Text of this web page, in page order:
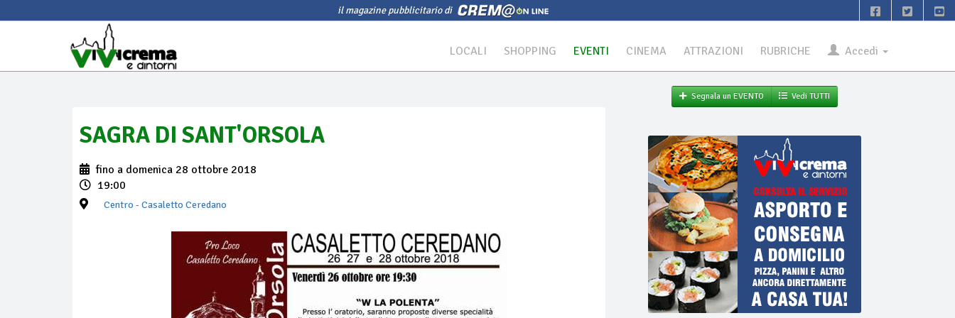
il magazine pubblicitario di
LOCALI SHOPPING EVENTI CINEMA ATTRAZIONI RUBRICHE Accedi
SAGRA DI SANT'ORSOLA
fino a domenica 28 ottobre 2018
19:00
Centro - Casaletto Ceredano
Segnala un EVENTO Vedi TUTTI